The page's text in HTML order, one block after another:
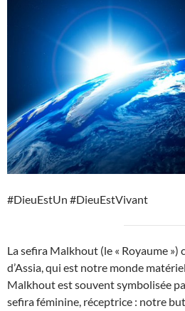
#DieuEstUn #DieuEstVivant
La sefira Malkhout (le « Royaume
d’Assia, qui est notre monde
Malkhout est souvent symbolisée
sefira féminine, réceptrice : notre